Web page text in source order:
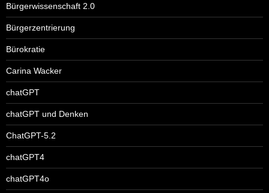
Bürgerwissenschaft 2.0
Bürgerzentrierung
Bürokratie
Carina Wacker
chatGPT
chatGPT und Denken
ChatGPT-5.2
chatGPT4
chatGPT4o